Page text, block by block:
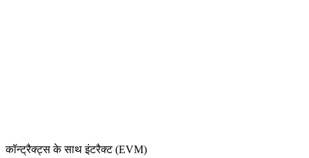
कॉन्ट्रैक्ट्स के साथ इंटरैक्ट (EVM)